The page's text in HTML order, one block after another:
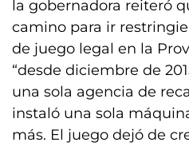
la gobernadora reiteró
camino para ir
de juego legal en la
“desde diciembre de
una sola agencia de
instaló una sola
más. El juego dejó de